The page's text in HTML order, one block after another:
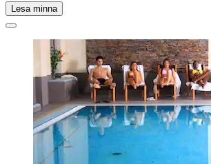
Lesa minna